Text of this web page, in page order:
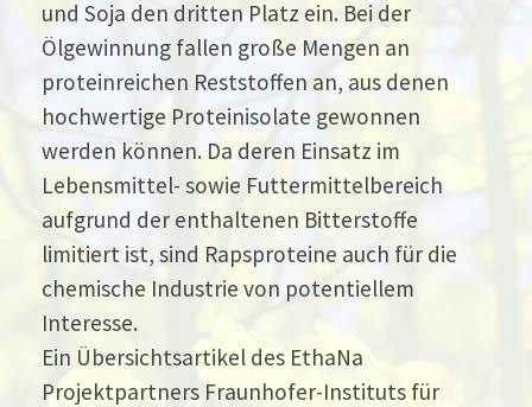
und Soja den dritten Platz ein. Bei der
Ölgewinnung fallen große Mengen an
proteinreichen Reststoffen an, aus denen
hochwertige Proteinisolate gewonnen
werden können. Da deren Einsatz im
Lebensmittel- sowie Futtermittelbereich
aufgrund der enthaltenen Bitterstoffe
limitiert ist, sind Rapsproteine auch für die
chemische Industrie von potentiellem
Interesse.
Ein Übersichtsartikel des EthaNa
Projektpartners Fraunhofer-Instituts für